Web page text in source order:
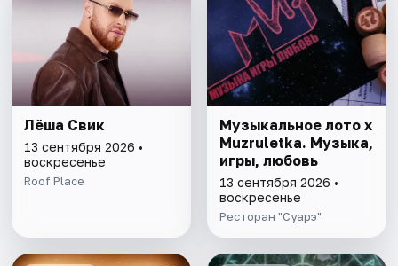
Лёша Свик
13 сентября 2026 •
воскресенье
Roof Place
Музыкальное лото х
Muzruletka. Музыка,
игры, любовь
13 сентября 2026 •
воскресенье
Ресторан "Суарэ"